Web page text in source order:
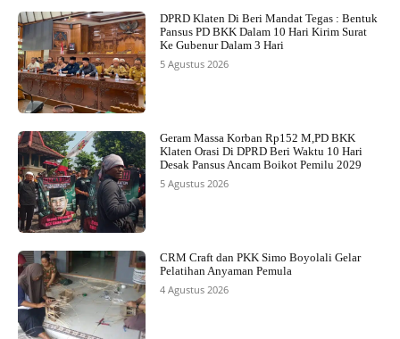
DPRD Klaten Di Beri Mandat Tegas : Bentuk
Pansus PD BKK Dalam 10 Hari Kirim Surat
Ke Gubenur Dalam 3 Hari
5 Agustus 2026
Geram Massa Korban Rp152 M,PD BKK
Klaten Orasi Di DPRD Beri Waktu 10 Hari
Desak Pansus Ancam Boikot Pemilu 2029
5 Agustus 2026
CRM Craft dan PKK Simo Boyolali Gelar
Pelatihan Anyaman Pemula
4 Agustus 2026